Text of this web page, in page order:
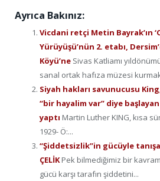
Ayrıca Bakınız:
Vicdani retçi Metin Bayrak’ın
Yürüyüşü’nün 2. etabı,
Köyü’ne Sivas Katliamı
sanal ortak hafıza müzesi
Siyah hakları savunucusu
“bir hayalim var” diye
yaptı Martin Luther KING, kısa
1929- Ö:...
“Şiddetsizlik”in gücüyle
ÇELİKPek bilmediğimiz bir
gücü karşı tarafın şiddetini...